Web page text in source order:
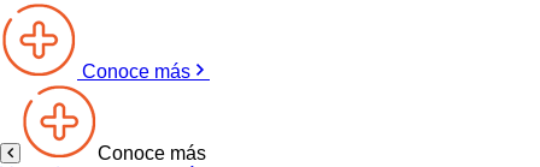
Conoce más
Conoce más